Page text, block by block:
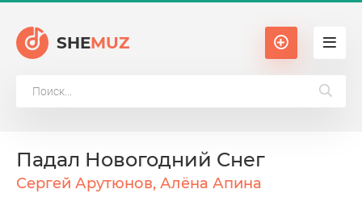
SHEMUZ
Падал Новогодний Снег
Сергей Арутюнов, Алёна Апина